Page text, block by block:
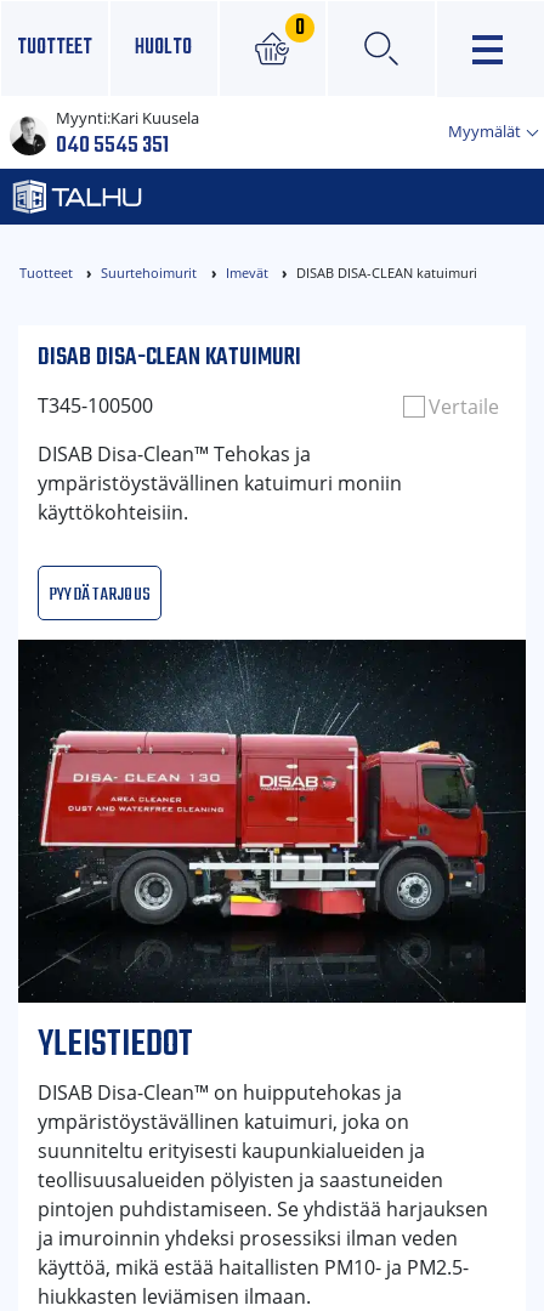
TUOTTEET HUOLTO
0
×
Myynti:Kari Kuusela
040 5545 351 Myymälät
Tuotteet Suurtehoimurit Imevät DISAB DISA-CLEAN katuimuri
DISAB DISA-CLEAN KATUIMURI
T345-100500
Vertaile
DISAB Disa-Clean™ Tehokas ja
ympäristöystävällinen katuimuri moniin
käyttökohteisiin.
Pyydä tarjous
YLEISTIEDOT
DISAB Disa-Clean™ on huipputehokas ja
ympäristöystävällinen katuimuri, joka on
suunniteltu erityisesti kaupunkialueiden ja
teollisuusalueiden pölyisten ja saastuneiden
pintojen puhdistamiseen. Se yhdistää harjauksen
ja imuroinnin yhdeksi prosessiksi ilman veden
käyttöä, mikä estää haitallisten PM10- ja PM2.5-
hiukkasten leviämisen ilmaan.